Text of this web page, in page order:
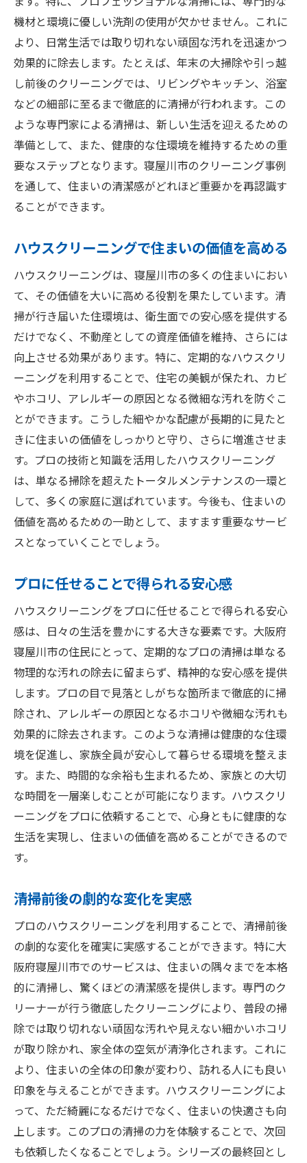
機材と環境に優しい洗剤の使用が欠かせません。これに
より、日常生活では取り切れない頑固な汚れを迅速かつ
効果的に除去します。たとえば、年末の大掃除や引っ越
し前後のクリーニングでは、リビングやキッチン、浴室
などの細部に至るまで徹底的に清掃が行われます。この
ような専門家による清掃は、新しい生活を迎えるための
準備として、また、健康的な住環境を維持するための重
要なステップとなります。寝屋川市のクリーニング事例
を通して、住まいの清潔感がどれほど重要かを再認識す
ることができます。
ハウスクリーニングで住まいの価値を高める
ハウスクリーニングは、寝屋川市の多くの住まいにおい
て、その価値を大いに高める役割を果たしています。清
掃が行き届いた住環境は、衛生面での安心感を提供する
だけでなく、不動産としての資産価値を維持、さらには
向上させる効果があります。特に、定期的なハウスクリ
ーニングを利用することで、住宅の美観が保たれ、カビ
やホコリ、アレルギーの原因となる微細な汚れを防ぐこ
とができます。こうした細やかな配慮が長期的に見たと
きに住まいの価値をしっかりと守り、さらに増進させま
す。プロの技術と知識を活用したハウスクリーニング
は、単なる掃除を超えたトータルメンテナンスの一環と
して、多くの家庭に選ばれています。今後も、住まいの
価値を高めるための一助として、ますます重要なサービ
スとなっていくことでしょう。
プロに任せることで得られる安心感
ハウスクリーニングをプロに任せることで得られる安心
感は、日々の生活を豊かにする大きな要素です。大阪府
寝屋川市の住民にとって、定期的なプロの清掃は単なる
物理的な汚れの除去に留まらず、精神的な安心感を提供
します。プロの目で見落としがちな箇所まで徹底的に掃
除され、アレルギーの原因となるホコリや微細な汚れも
効果的に除去されます。このような清掃は健康的な住環
境を促進し、家族全員が安心して暮らせる環境を整えま
す。また、時間的な余裕も生まれるため、家族との大切
な時間を一層楽しむことが可能になります。ハウスクリ
ーニングをプロに依頼することで、心身ともに健康的な
生活を実現し、住まいの価値を高めることができるので
す。
清掃前後の劇的な変化を実感
プロのハウスクリーニングを利用することで、清掃前後
の劇的な変化を確実に実感することができます。特に大
阪府寝屋川市でのサービスは、住まいの隅々までを本格
的に清掃し、驚くほどの清潔感を提供します。専門のク
リーナーが行う徹底したクリーニングにより、普段の掃
除では取り切れない頑固な汚れや見えない細かいホコリ
が取り除かれ、家全体の空気が清浄化されます。これに
より、住まいの全体の印象が変わり、訪れる人にも良い
印象を与えることができます。ハウスクリーニングによ
って、ただ綺麗になるだけでなく、住まいの快適さも向
上します。このプロの清掃の力を体験することで、次回
も依頼したくなることでしょう。シリーズの最終回とし